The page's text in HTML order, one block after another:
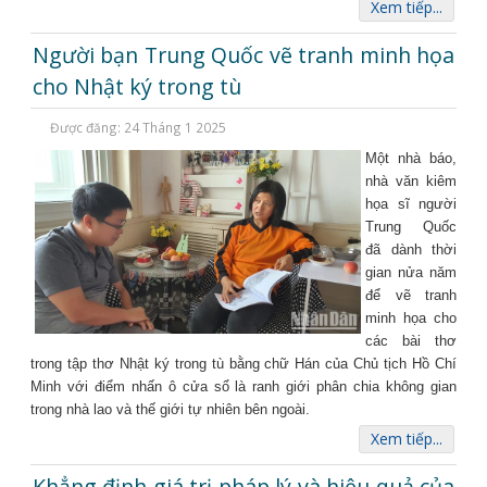
Xem tiếp...
Người bạn Trung Quốc vẽ tranh minh họa
cho Nhật ký trong tù
Được đăng: 24 Tháng 1 2025
Một nhà báo,
nhà văn kiêm
họa sĩ người
Trung Quốc
đã dành thời
gian nửa năm
để vẽ tranh
minh họa cho
các bài thơ
trong tập thơ Nhật ký trong tù bằng chữ Hán của Chủ tịch Hồ Chí
Minh với điểm nhấn ô cửa sổ là ranh giới phân chia không gian
trong nhà lao và thế giới tự nhiên bên ngoài.
Xem tiếp...